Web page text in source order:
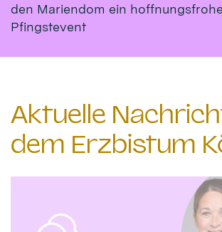
den Mariendom ein
Pfingstevent
Aktuelle
dem Erzbistum